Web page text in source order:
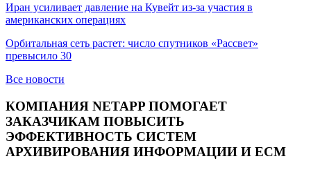
Иран усиливает давление на Кувейт из-за участия в
американских операциях
Орбитальная сеть растет: число спутников «Рассвет»
превысило 30
Все новости
КОМПАНИЯ NETAPP ПОМОГАЕТ
ЗАКАЗЧИКАМ ПОВЫСИТЬ
ЭФФЕКТИВНОСТЬ СИСТЕМ
АРХИВИРОВАНИЯ ИНФОРМАЦИИ И ECM